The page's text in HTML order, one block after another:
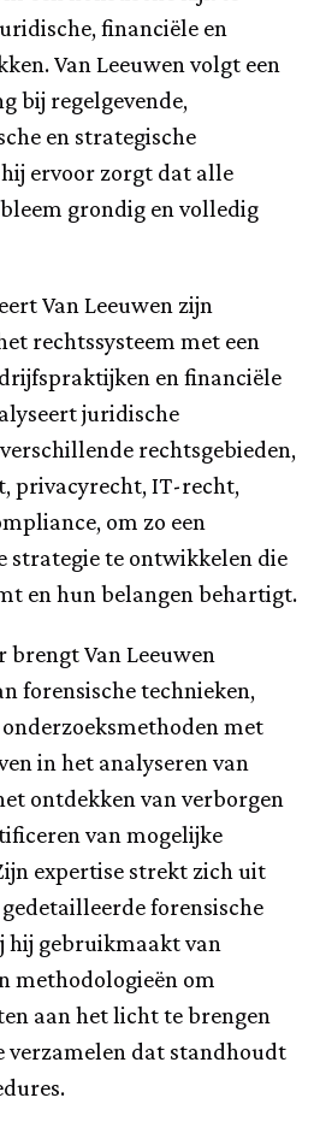
financiële en
Van Leeuwen volgt een
bij regelgevende,
en strategische
ervoor zorgt dat alle
grondig en volledig
Van Leeuwen zijn
rechtssysteem met een
en financiële
juridische
rechtsgebieden,
privacyrecht, IT-recht,
om zo een
strategie te ontwikkelen die
en hun belangen behartigt.
Van Leeuwen
forensische technieken,
met
in het analyseren van
ontdekken van verborgen
van mogelijke
expertise strekt zich uit
forensische
hij gebruikmaakt van
methodologieën om
aan het licht te brengen
verzamelen dat standhoudt